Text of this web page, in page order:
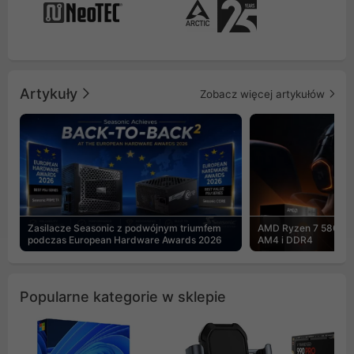
Artykuły Zobacz więcej artykułów
Zasilacze Seasonic z podwójnym triumfem
podczas European Hardware Awards 2026
AMD Ryzen 7
AM4 i DDR4
Popularne kategorie w sklepie